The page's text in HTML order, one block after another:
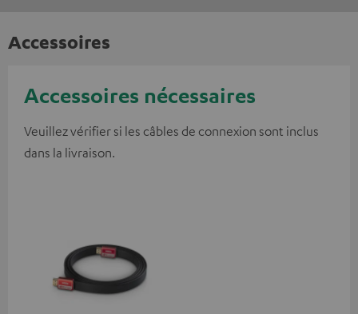
Accessoires
Accessoires nécessaires
Veuillez vérifier si les câbles de connexion sont inclus
dans la livraison.